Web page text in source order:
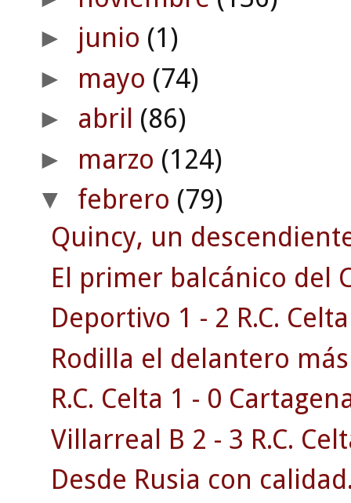
► junio (1)
► mayo (74)
► abril (86)
► marzo (124)
▼ febrero (79)
Quincy, un
El primer balcánico del
Deportivo 1 - 2 R.C. Celta
Rodilla el delantero
R.C. Celta 1 - 0
Villarreal B 2 - 3 R.C.
Desde Rusia con